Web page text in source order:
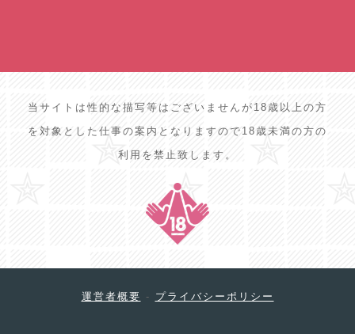
当サイトは性的な描写等はございませんが18歳以上の方
を対象とした仕事の案内となりますので18歳未満の方の
利用を禁止致します。
運営者概要 - プライバシーポリシー